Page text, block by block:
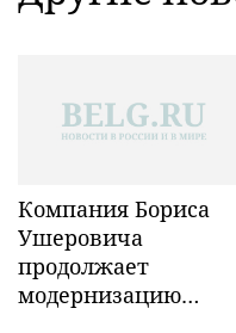
Компания Бориса
Ушеровича
продолжает
модернизацию